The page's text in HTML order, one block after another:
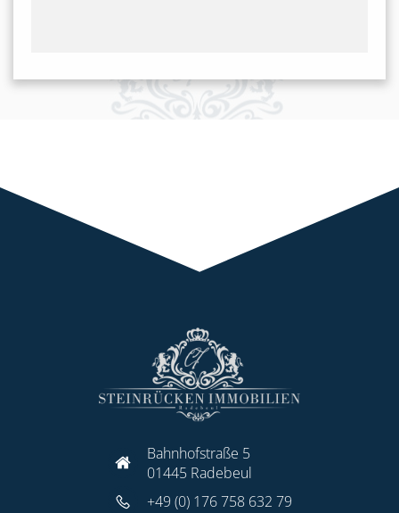
Bahnhofstraße 5
01445 Radebeul
+49 (0) 176 758 632 79